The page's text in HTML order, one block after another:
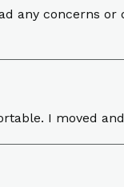
any concerns
I moved